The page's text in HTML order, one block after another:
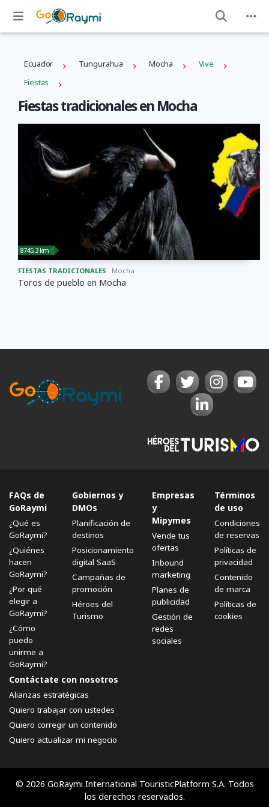
Ecuador Tungurahua Mocha
Vive
Fiestas
Fiestas tradicionales en Mocha
8745.3 km
FIESTAS TRADICIONALES Mocha
Toros de pueblo en Mocha
FAQs de
GoRaymi
¿Qué es
GoRaymi?
¿Quiénes
hacen
GoRaymi?
¿Por qué
elegir a
GoRaymi?
¿Cómo
puedo
unirme a
GoRaymi?
Gobiernos y
DMOs
Planificación de
destinos
Posicionamiento
digital SaaS
Campañas de
promoción
Héroes del
Turismo
Empresas
y
Mipymes
Vende tus
ofertas
Inbound
marketing
Planes de
publicidad
Gestión de
redes
sociales
Términos
de uso
Condiciones
de reservas
Políticas de
privacidad
Contenido
de marca
Políticas de
cookies
Contáctate con nosotros
Alianzas estratégicas
Quiero trabajar con ustedes
Quiero corregir un contenido
Quiero actualizar mi negocio
© 2026 GoRaymi International TouristicPlatform S.A. Todos
los derechos reservados.